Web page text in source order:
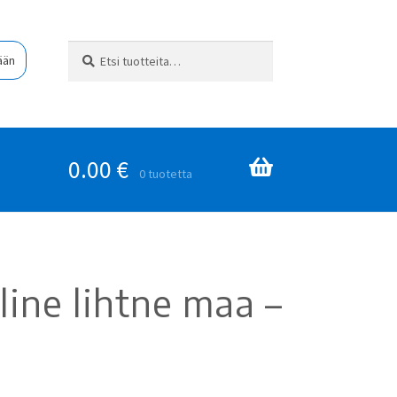
0.00 € 0 tuotetta
lihtne maa –